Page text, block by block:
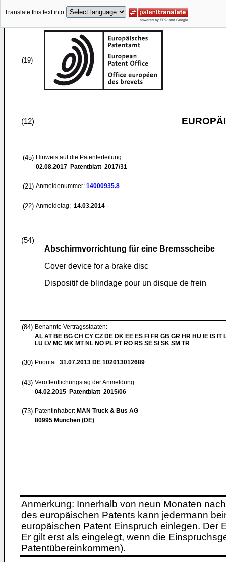
Translate this text into
(19)
(12)
(45) Hinweis auf die Patenterteilung:
02.08.2017 Patentblatt 2017/31
(21) Anmeldenummer: 14000935.8
(22) Anmeldetag: 14.03.2014
(54)
Abschirmvorrichtung für eine Bremsscheibe
Cover device for a brake disc
Dispositif de blindage pour un disque de frein
(84) Benannte Vertragsstaaten:
AL AT BE BG CH CY CZ DE DK EE ES FI FR GB GR HR HU IE IS IT
LU LV MC MK MT NL NO PL PT RO RS SE SI SK SM TR
(30) Priorität: 31.07.2013 DE 102013012689
(43) Veröffentlichungstag der Anmeldung:
04.02.2015 Patentblatt 2015/06
(73) Patentinhaber: MAN Truck & Bus AG
80995 München (DE)
Anmerkung: Innerhalb von neun Monaten
des europäischen Patents kann jedermann
europäischen Patent Einspruch einlegen. Der
Er gilt erst als eingelegt, wenn die
Patentübereinkommen).